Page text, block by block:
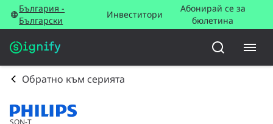
България -
Български
Инвеститори
Абонирай се за
бюлетина
Обратно към серията